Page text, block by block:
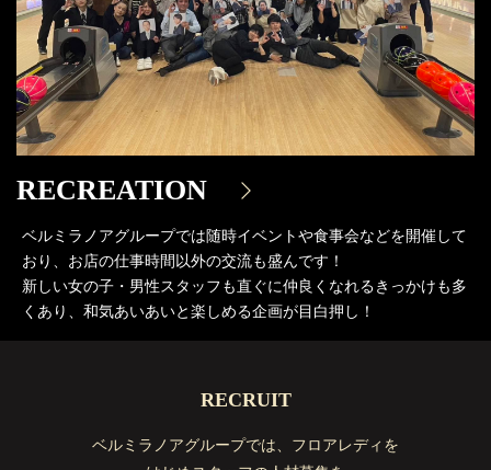
RECREATION
ベルミラノアグループでは随時イベントや食事会などを開催して
おり、 お店の仕事時間以外の交流も盛んです！
新しい女の子・男性スタッフも直ぐに仲良くなれるきっかけも多
くあり、和気あいあいと楽しめる企画が目白押し！
RECRUIT
ベルミラノアグループでは、フロアレディを